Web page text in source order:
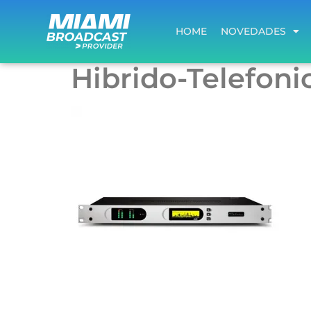
HOME NOVEDADES
HOME NOVEDADES
Hibrido-